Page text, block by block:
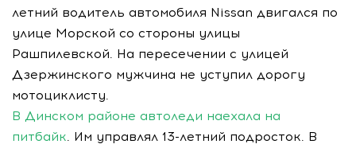
летний водитель автомобиля Nissan двигался по
улице Морской со стороны улицы
Рашпилевской. На пересечении с улицей
Дзержинского мужчина не уступил дорогу
мотоциклисту.
В Динском районе автоледи наехала на
питбайк. Им управлял 13-летний подросток. В